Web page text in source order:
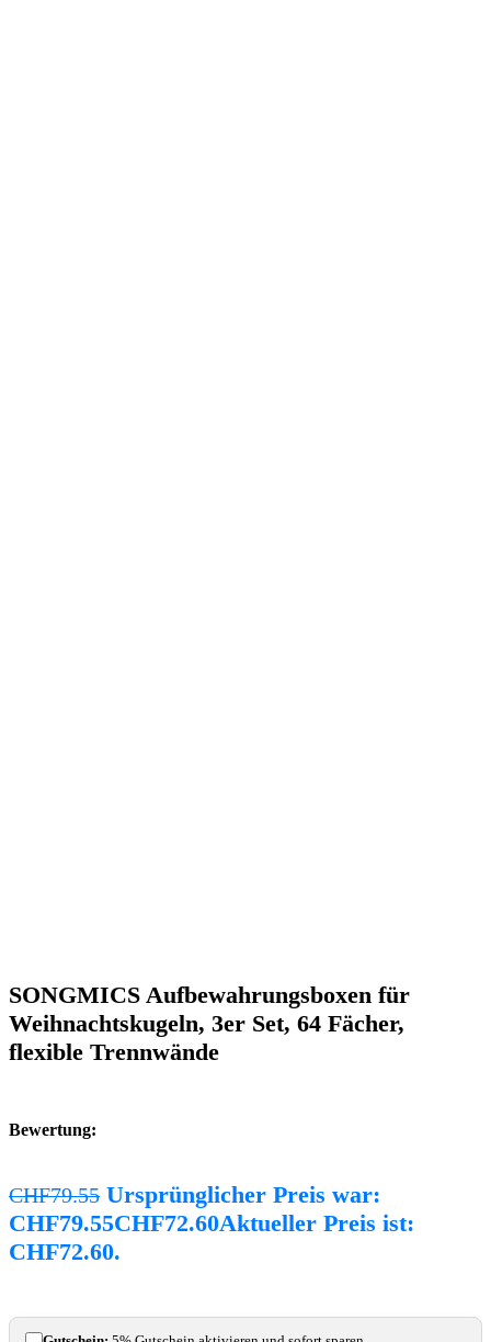
SONGMICS Aufbewahrungsboxen für
Weihnachtskugeln, 3er Set, 64 Fächer,
flexible Trennwände
Bewertung:
CHF79.55 Ursprünglicher Preis war:
CHF79.55CHF72.60Aktueller Preis ist:
CHF72.60.